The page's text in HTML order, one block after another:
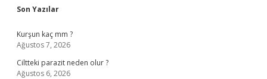
Sidebar
Son Yazılar
Kurşun kaç mm ?
Ağustos 7, 2026
Ciltteki parazit neden olur ?
Ağustos 6, 2026